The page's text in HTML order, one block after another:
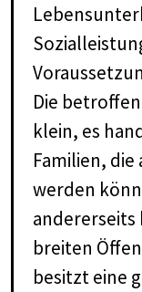
Die
klein, es
Familien,
werden
andererseits
breiten
besitzt eine